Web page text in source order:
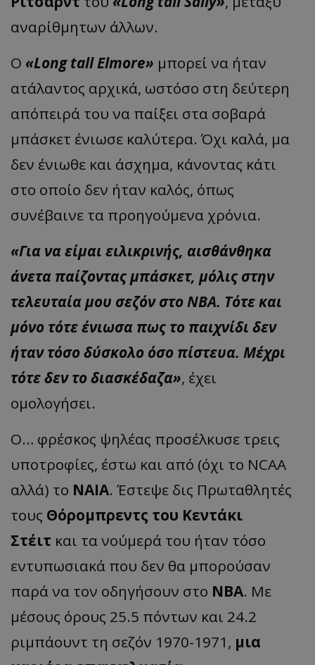
αναρίθμητων άλλων.
Ο «Long tall Elmore» μπορεί να ήταν
ατάλαντος αρχικά, ωστόσο στη δεύτερη
απόπειρά του να παίξει στα σοβαρά
μπάσκετ ένιωσε καλύτερα. Όχι καλά, μα
δεν ένιωθε και άσχημα, κάνοντας κάτι
στο οποίο δεν ήταν καλός, όπως
συνέβαινε τα προηγούμενα χρόνια.
«Για να είμαι ειλικρινής, αισθάνθηκα
άνετα παίζοντας μπάσκετ, μόλις στην
τελευταία μου σεζόν στο ΝΒΑ. Τότε και
μόνο τότε ένιωσα πως το παιχνίδι δεν
ήταν τόσο δύσκολο όσο πίστευα. Μέχρι
τότε δεν το διασκέδαζα», έχει
ομολογήσει.
Ο… φρέσκος ψηλέας προσέλκυσε τρεις
υποτροφίες, έστω και από (όχι το NCAA
αλλά) το ΝΑΙΑ. Έστεψε δις Πρωταθλητές
τους Θόρομπρεντς του Κεντάκι
Στέιτ και τα νούμερά του ήταν τόσο
εντυπωσιακά που δεν θα μπορούσαν
παρά να τον οδηγήσουν στο ΝΒΑ. Με
μέσους όρους 25.5 πόντων και 24.2
ριμπάουντ τη σεζόν 1970-1971, μια